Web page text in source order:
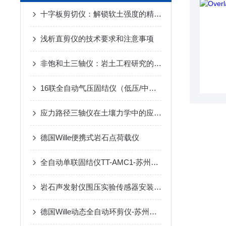
十字板剪切仪：解锁软土强度的精准密钥
浅析直剪仪的技术要求和注意事项
非饱和土三轴仪：岩土工程研究的关键设备
16联全自动气压固结仪（低压/中压/高压）TT-APC16
应力路径三轴仪在土壤力学中的应用与发展
德国Wille便携式岩石点荷载仪
全自动单联固结仪TT-AMC1-苏州拓测仪器设备有限公司
岩石声发射仪围压实验传感器安装（压力室接头式）
德国Wille动态全自动环剪仪-苏州拓测仪器设备有限公司